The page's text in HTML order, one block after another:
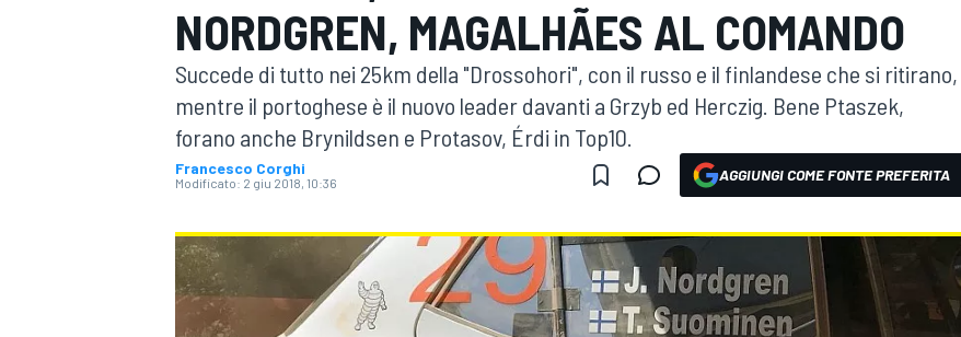
MOTOGP WEC
WRC
NORDGREN, MAGALHÃES AL COMANDO
Succede di tutto nei 25km della "Drossohori", con il russo e il finlandese che si ritirano,
mentre il portoghese è il nuovo leader davanti a Grzyb ed Herczig. Bene Ptaszek,
forano anche Brynildsen e Protasov, Érdi in Top10.
Francesco Corghi
Modificato: 2 giu 2018, 10:36 AGGIUNGI COME FONTE PREFERITA